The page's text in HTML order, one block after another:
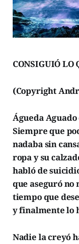
CONSIGUIÓ LO
(Copyright
Águeda
Siempre que
nadaba sin
ropa y su
habló de
que aseguró no
tiempo que
y finalmente lo
Nadie la creyó